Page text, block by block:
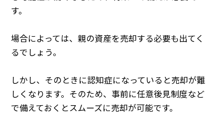
す。
場合によっては、親の資産を売却する必要も出てく
るでしょう。
しかし、そのときに認知症になっていると売却が難
しくなります。そのため、事前に任意後見制度など
で備えておくとスムーズに売却が可能です。